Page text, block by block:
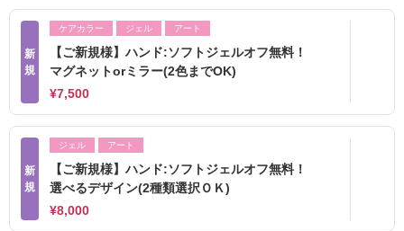
新
規
ケアカラー ジェル アート
【ご新規様】ハンド:ソフトジェルオフ無料！
マグネットorミラー(2色までOK)
¥7,500
新
規
ジェル アート
【ご新規様】ハンド:ソフトジェルオフ無料！
選べるデザイン(2種類選択ＯＫ)
¥8,000